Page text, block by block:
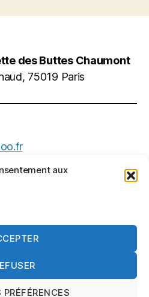
aux
des Buttes Chaumont
75019 Paris
l'Église
Buttes-
Haut↑